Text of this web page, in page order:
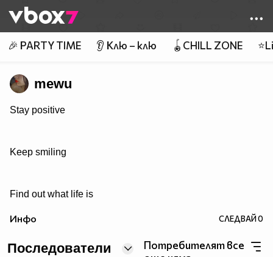
👾
🎉 PARTY TIME 👂 Клю – клю 🪀CHILL ZONE
mewu
Stay positive
Keep smiling
Find out what life is
Инфо СЛЕДВАЙ0
Последователи
Потребителят все